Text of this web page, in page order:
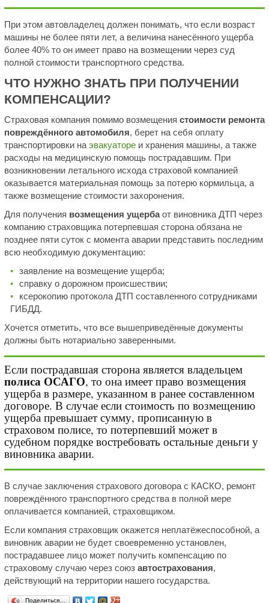
При этом автовладелец должен понимать, что если возраст
машины не более пяти лет, а величина нанесённого ущерба
более 40% то он имеет право на возмещении через суд
полной стоимости транспортного средства.
ЧТО НУЖНО ЗНАТЬ ПРИ ПОЛУЧЕНИИ
КОМПЕНСАЦИИ?
Страховая компания помимо возмещения стоимости ремонта
повреждённого автомобиля, берет на себя оплату
транспортировки на эвакуатореи хранения машины, а также
расходы на медицинскую помощь пострадавшим. При
возникновении летального исхода страховой компанией
оказывается материальная помощь за потерю кормильца, а
также возмещение стоимости захоронения.
Для получения возмещения ущербаот виновника ДТП через
компанию страховщика потерпевшая сторона обязана не
позднее пяти суток с момента аварии представить последним
всю необходимую документацию:
заявление на возмещение ущерба;
справку о дорожном происшествии;
ксерокопию протокола ДТП составленного сотрудниками
ГИБДД.
Хочется отметить, что все вышеприведённые документы
должны быть нотариально заверенными.
Если пострадавшая сторона является владельцем
полиса ОСАГО, то она имеет право возмещения
ущерба в размере, указанном в ранее составленном
договоре. В случае если стоимость по возмещению
ущерба превышает сумму, прописанную в
страховом полисе, то потерпевший может в
судебном порядке востребовать остальные деньги у
виновника аварии.
В случае заключения страхового договора с КАСКО, ремонт
повреждённого транспортного средства в полной мере
оплачивается компанией, страховщиком.
Если компания страховщик окажется неплатёжеспособной, а
виновник аварии не будет своевременно установлен,
пострадавшее лицо может получить компенсацию по
страховому случаю через союз автострахования,
действующий на территории нашего государства.
Поделиться…